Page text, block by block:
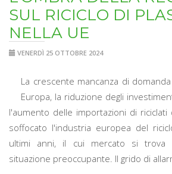
SUL RICICLO DI
NELLA UE
VENERDÌ 25 OTTOBRE 2024
La crescente mancanza di
Europa, la riduzione degli
l'aumento delle importazioni di
soffocato l'industria europea del
ultimi anni, il cui mercato si trova
situazione preoccupante. Il grido di